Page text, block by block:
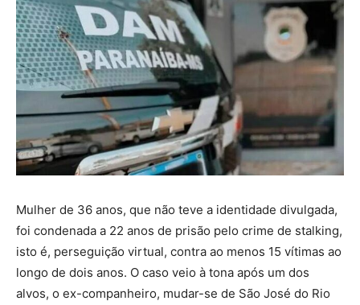
Mulher de 36 anos, que não teve a identidade divulgada,
foi condenada a 22 anos de prisão pelo crime de stalking,
isto é, perseguição virtual, contra ao menos 15 vítimas ao
longo de dois anos. O caso veio à tona após um dos
alvos, o ex-companheiro, mudar-se de São José do Rio